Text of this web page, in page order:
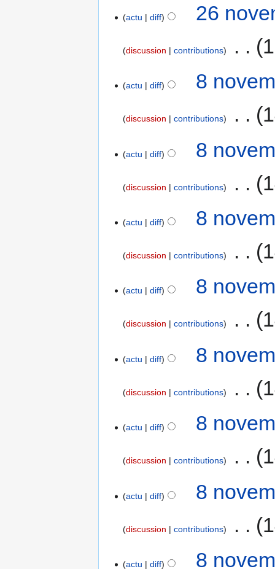
actu diff 26
discussion contributions
actu diff 8
discussion contributions
actu diff 8
discussion contributions
actu diff 8
discussion contributions
actu diff 8
discussion contributions
actu diff 8
discussion contributions
actu diff 8
discussion contributions
actu diff 8
discussion contributions
actu diff 8